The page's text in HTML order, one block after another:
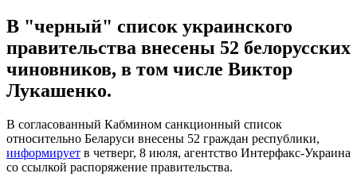
В "черный" список украинского
правительства внесены 52 белорусских
чиновников, в том числе Виктор
Лукашенко.
В согласованный Кабмином санкционный список
относительно Беларуси внесены 52 граждан республики,
информирует в четверг, 8 июля, агентство Интерфакс-Украина
со ссылкой распоряжение правительства.